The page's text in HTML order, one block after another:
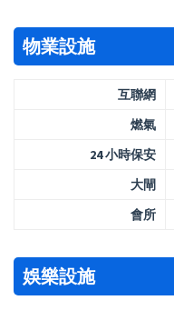
物業設施
互聯網
燃氣
24 小時保安
大閘
會所
娛樂設施